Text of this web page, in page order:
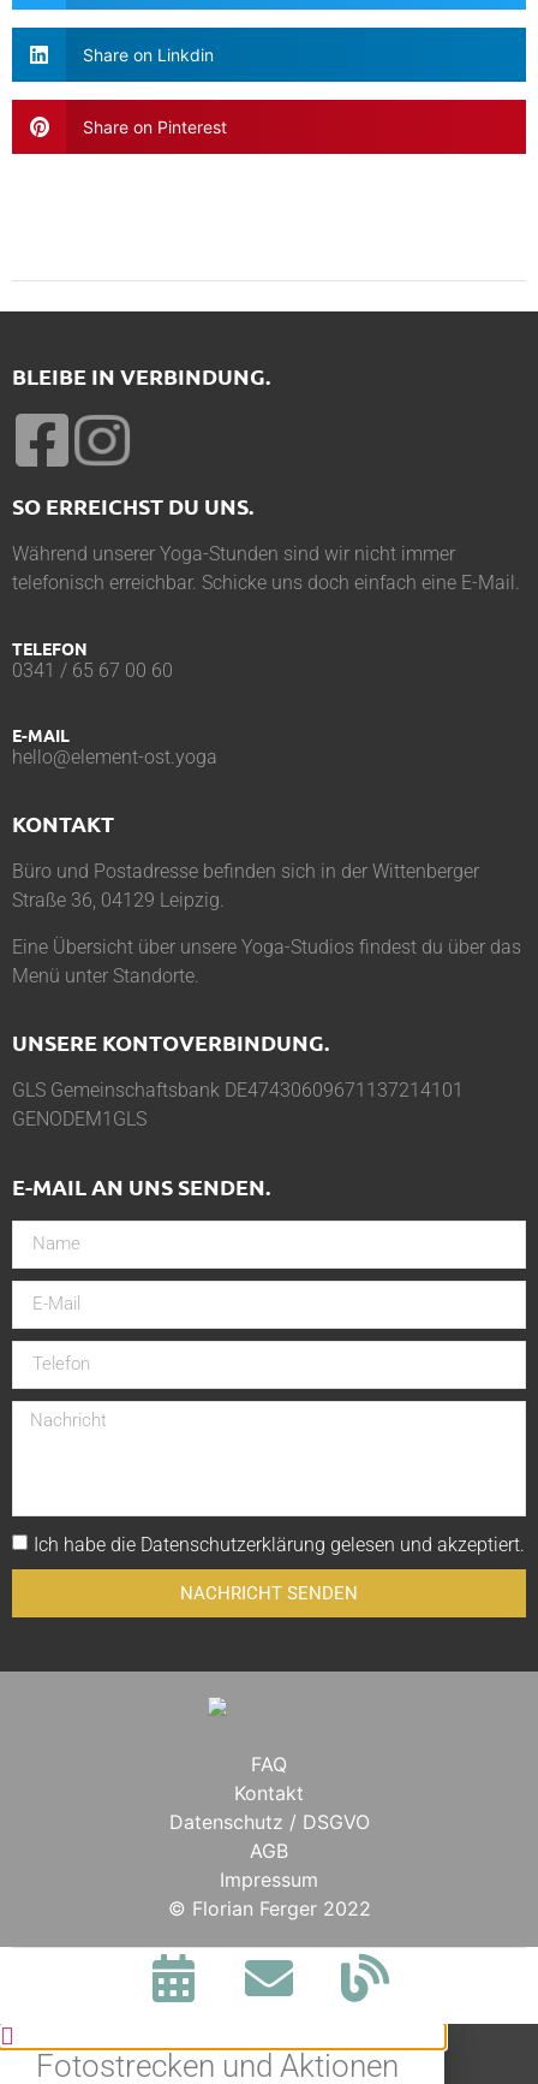
Share on Linkdin
Share on Pinterest
BLEIBE IN VERBINDUNG.
SO ERREICHST DU UNS.
Während unserer Yoga-Stunden sind wir nicht immer
telefonisch erreichbar. Schicke uns doch einfach eine E-Mail.
TELEFON
0341 / 65 67 00 60
E-MAIL
hello@element-ost.yoga
KONTAKT
Büro und Postadresse befinden sich in der Wittenberger
Straße 36, 04129 Leipzig.
Eine Übersicht über unsere Yoga-Studios findest du über das
Menü unter Standorte
UNSERE KONTOVERBINDUNG.
GLS Gemeinschaftsbank DE47430609671137214101
GENODEM1GLS
E-MAIL AN UNS SENDEN.
Ich habe die Datenschutzerklärung gelesen und akzeptiert.
NACHRICHT SENDEN
FAQ
Kontakt
Datenschutz / DSGVO
AGB
Impressum
© Florian Ferger 2022
BLEIBE IN
VERBINDUNG.
Fotostrecken und Aktionen